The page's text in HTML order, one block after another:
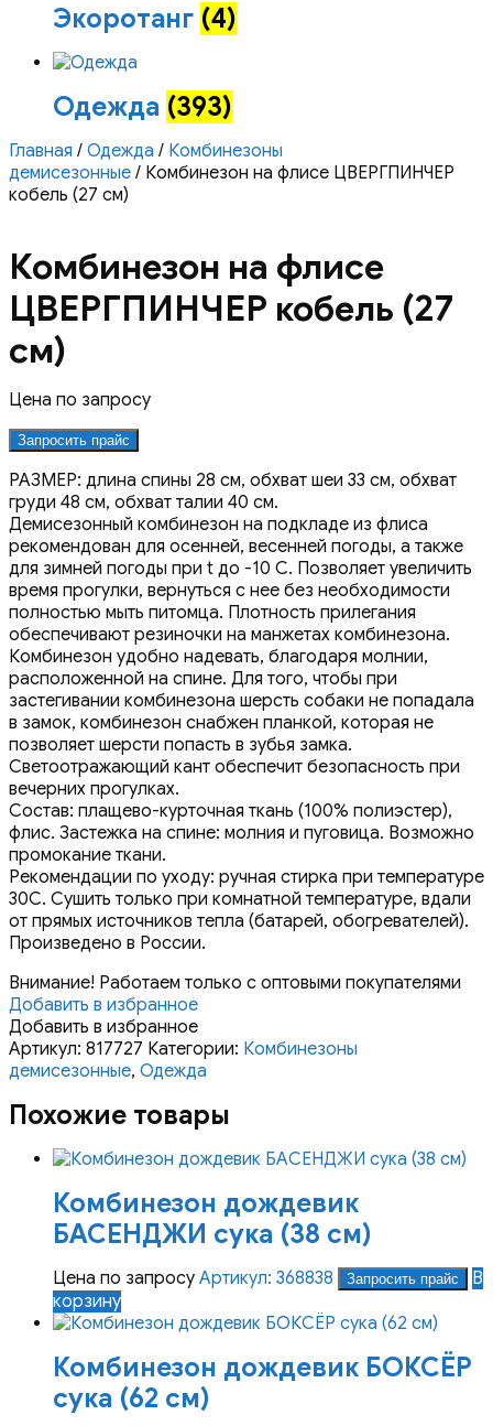
Экоротанг (4)
Одежда (393)
Главная / Одежда / Комбинезоны
демисезонные / Комбинезон на флисе ЦВЕРГПИНЧЕР
кобель (27 см)
Комбинезон на флисе
ЦВЕРГПИНЧЕР кобель (27
см)
Цена по запросу
Запросить прайс
РАЗМЕР: длина спины 28 см, обхват шеи 33 см, обхват
груди 48 см, обхват талии 40 см.
Демисезонный комбинезон на подкладе из флиса
рекомендован для осенней, весенней погоды, а также
для зимней погоды при t до -10 С. Позволяет увеличить
время прогулки, вернуться с нее без необходимости
полностью мыть питомца. Плотность прилегания
обеспечивают резиночки на манжетах комбинезона.
Комбинезон удобно надевать, благодаря молнии,
расположенной на спине. Для того, чтобы при
застегивании комбинезона шерсть собаки не попадала
в замок, комбинезон снабжен планкой, которая не
позволяет шерсти попасть в зубья замка.
Светоотражающий кант обеспечит безопасность при
вечерних прогулках.
Состав: плащево-курточная ткань (100% полиэстер),
флис. Застежка на спине: молния и пуговица. Возможно
промокание ткани.
Рекомендации по уходу: ручная стирка при температуре
30С. Сушить только при комнатной температуре, вдали
от прямых источников тепла (батарей, обогревателей).
Произведено в России.
Внимание! Работаем только с оптовыми покупателями
Добавить в избранное
Добавить в избранное
Артикул: 817727 Категории: Комбинезоны
демисезонные, Одежда
Похожие товары
Комбинезон дождевик
БАСЕНДЖИ сука (38 см)
Цена по запросу Артикул: 368838 Запросить прайс
В
корзину
Комбинезон дождевик БОКСЁР
сука (62 см)